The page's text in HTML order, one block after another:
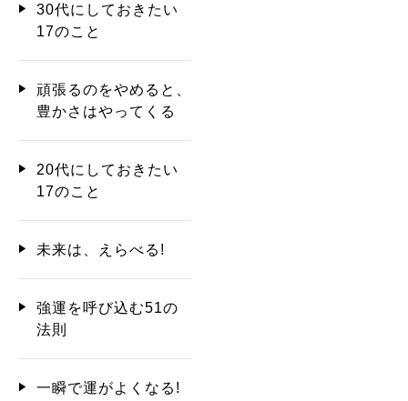
30代にしておきたい
17のこと
頑張るのをやめると、
豊かさはやってくる
20代にしておきたい
17のこと
未来は、えらべる!
強運を呼び込む51の
法則
一瞬で運がよくなる!